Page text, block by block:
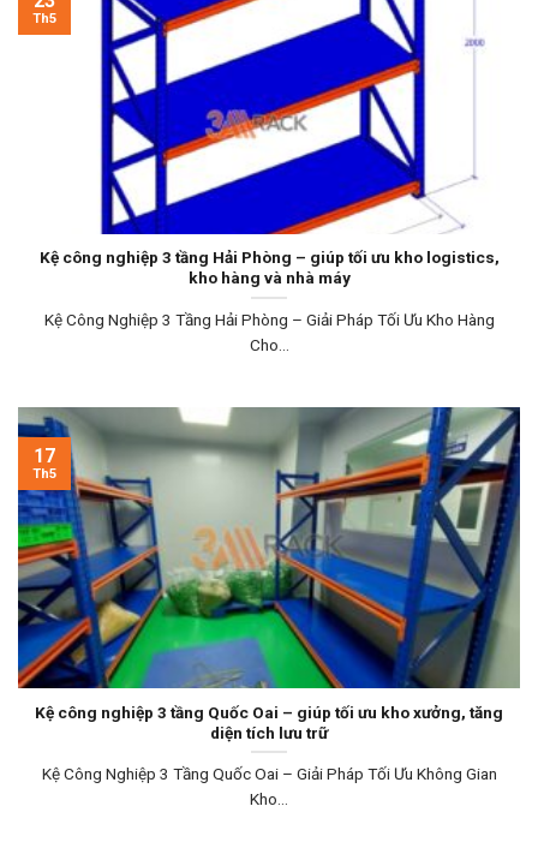
Kệ công nghiệp 3 tầng Hải Phòng – giúp tối ưu kho logistics,
kho hàng và nhà máy
Kệ Công Nghiệp 3 Tầng Hải Phòng – Giải Pháp Tối Ưu Kho Hàng
Cho...
Th5
Kệ công nghiệp 3 tầng Quốc Oai – giúp tối ưu kho xưởng, tăng
diện tích lưu trữ
Kệ Công Nghiệp 3 Tầng Quốc Oai – Giải Pháp Tối Ưu Không Gian
Kho...
17
Th5